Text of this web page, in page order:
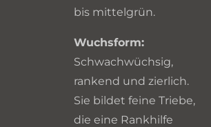
bis mittelgrün.
Wuchsform:
Schwachwüchsig,
rankend und zierlich.
Sie bildet feine Triebe,
die eine Rankhilfe